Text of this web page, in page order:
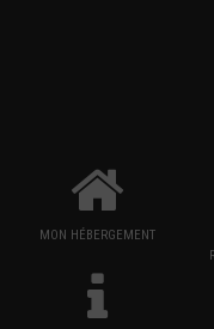
MON HÉBERGEMENT